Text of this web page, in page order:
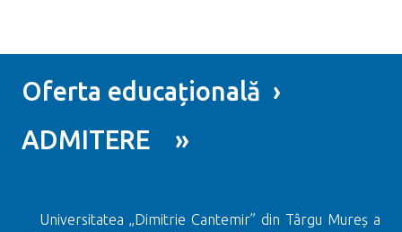
Oferta educațională ›
ADMITERE »
Universitatea „Dimitrie Cantemir” din Târgu Mureș a